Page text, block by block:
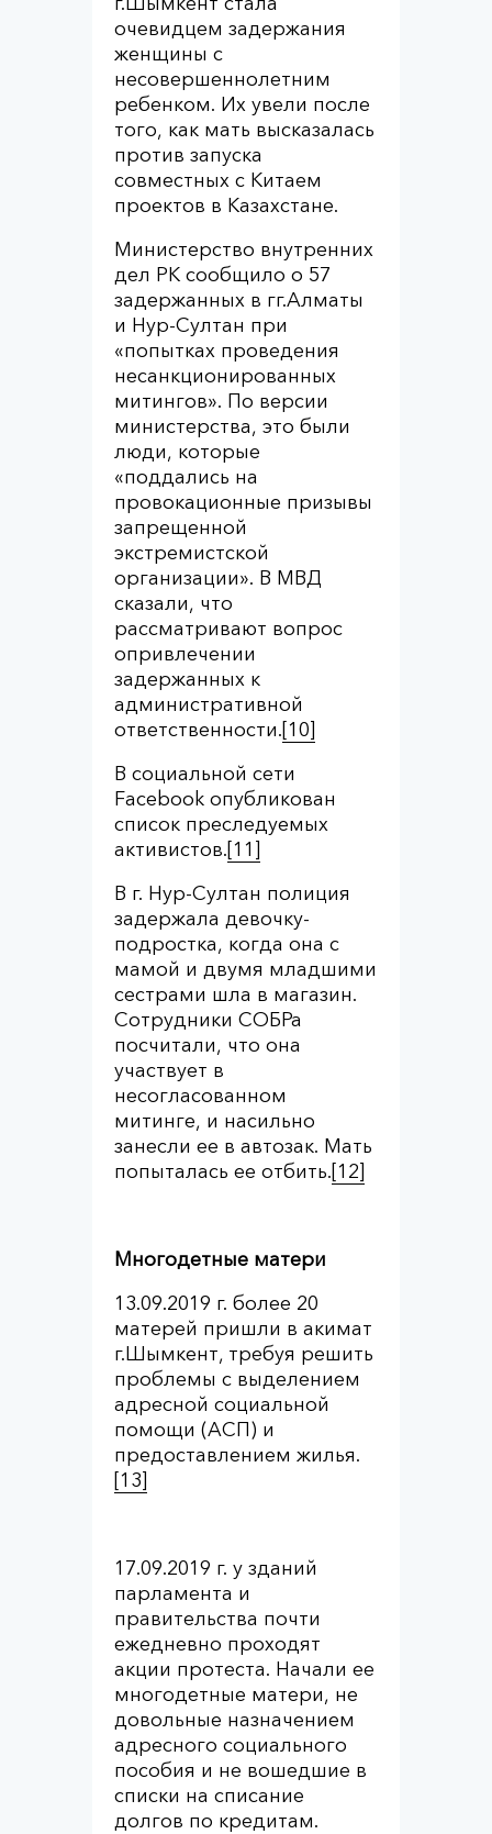
очевидцем задержания
женщины с
несовершеннолетним
ребенком. Их увели после
того, как мать высказалась
против запуска
совместных с Китаем
проектов в Казахстане.
Министерство внутренних
дел РК сообщило о 57
задержанных в гг.Алматы
и Нур-Султан при
«попытках проведения
несанкционированных
митингов». По версии
министерства, это были
люди, которые
«поддались на
провокационные призывы
запрещенной
экстремистской
организации». В МВД
сказали, что
рассматривают вопрос
опривлечении
задержанных к
административной
ответственности.[10]
В социальной сети
Facebook опубликован
список преследуемых
активистов.[11]
В г. Нур-Султан полиция
задержала девочку-
подростка, когда она с
мамой и двумя младшими
сестрами шла в магазин.
Сотрудники СОБРа
посчитали, что она
участвует в
несогласованном
митинге, и насильно
занесли ее в автозак. Мать
попыталась ее отбить.[12]
Многодетные матери
13.09.2019 г. более 20
матерей пришли в акимат
г.Шымкент, требуя решить
проблемы с выделением
адресной социальной
помощи (АСП) и
предоставлением жилья.
[13]
17.09.2019 г. у зданий
парламента и
правительства почти
ежедневно проходят
акции протеста. Начали ее
многодетные матери, не
довольные назначением
адресного социального
пособия и не вошедшие в
списки на списание
долгов по кредитам.